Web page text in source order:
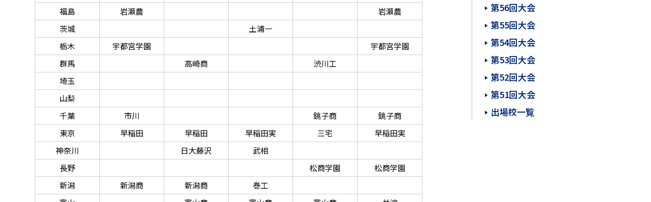
福島 岩瀬農
岩瀬農
茨城
土浦一
栃木
宇都宮学園
宇都宮学園
群馬
高崎商
渋川工
埼玉
山梨
千葉
市川 銚子商
銚子商
東京
早稲田 早稲田 早稲田実 三宅
早稲田実
神奈川
日大藤沢
武相
長野
松商学園
松商学園
新潟
新潟商 新潟商
巻工
第56回大会
第55回大会
第54回大会
第53回大会
第52回大会
第51回大会
出場校一覧